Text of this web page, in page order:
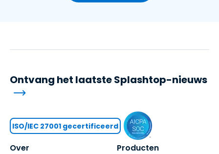
Over Producten
Ontvang het laatste Splashtop-nieuws
ISO/IEC 27001 gecertificeerd